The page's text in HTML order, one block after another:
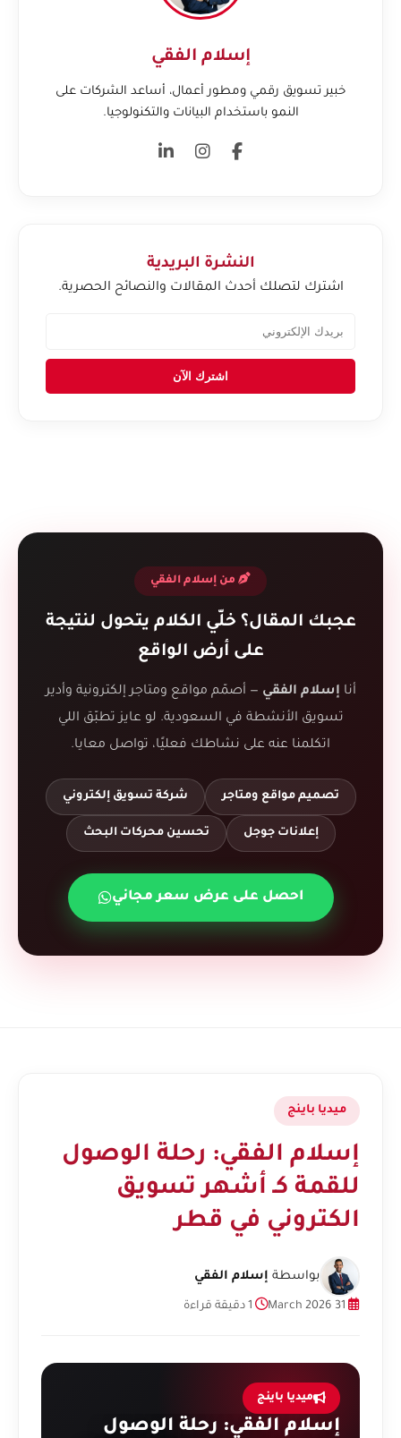
إسلام الفقي
خبير تسويق رقمي ومطور أعمال، أساعد الشركات على
النمو باستخدام البيانات والتكنولوجيا.
النشرة البريدية
اشترك لتصلك أحدث المقالات والنصائح الحصرية.
اشترك الآن
من إسلام الفقي
عجبك المقال؟ خلّي الكلام يتحول لنتيجة
على أرض الواقع
أنا إسلام الفقي — أصمّم مواقع ومتاجر إلكترونية وأدير
تسويق الأنشطة في السعودية. لو عايز تطبّق اللي
اتكلمنا عنه على نشاطك فعليًا، تواصل معايا.
تصميم مواقع ومتاجر شركة تسويق إلكتروني
إعلانات جوجل تحسين محركات البحث
احصل على عرض سعر مجاني
ميديا باينج
إسلام الفقي: رحلة الوصول
للقمة كـ أشهر تسويق
الكتروني في قطر
بواسطة إسلام الفقي
ميديا باينج
إسلام الفقي: رحلة الوصول